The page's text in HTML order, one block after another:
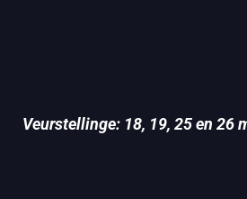
Veurstellinge: 18, 19, 25 en 26